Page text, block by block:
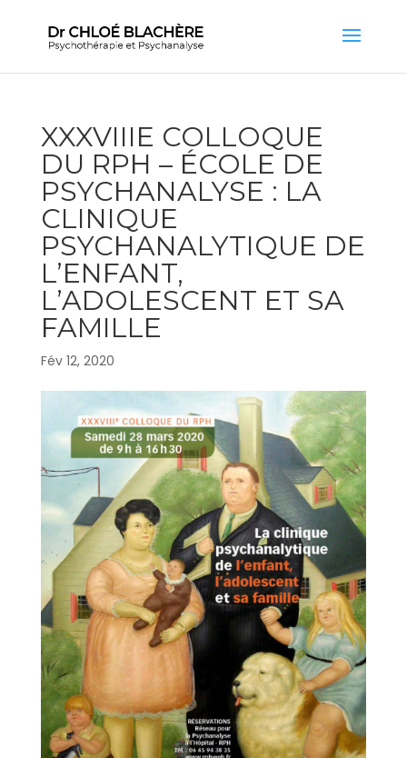
XXXVIIIE COLLOQUE
DU RPH – ÉCOLE DE
PSYCHANALYSE : LA
CLINIQUE
PSYCHANALYTIQUE DE
L’ENFANT,
L’ADOLESCENT ET SA
FAMILLE
Fév 12, 2020